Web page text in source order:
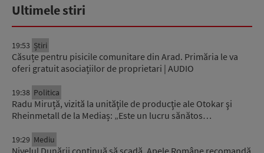
Ultimele stiri
19:53 Știri
Căsuțe pentru pisicile comunitare din Arad. Primăria le va
oferi gratuit asociațiilor de proprietari | AUDIO
19:38 Politica
Radu Miruță, vizită la unităţile de producţie ale Otokar şi
Rheinmetall de la Mediaș: „Este un lucru sănătos…
19:29 Mediu